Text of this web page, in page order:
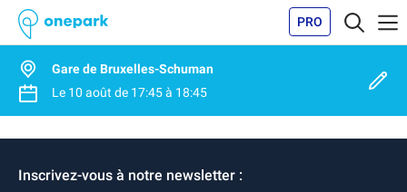
PRO
Gare de Bruxelles-Schuman
Le 10 août de 17:45à 18:45
Inscrivez-vous à notre newsletter :